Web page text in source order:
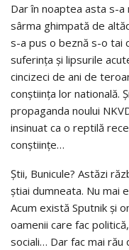
Dar în noaptea asta s-
sârma ghimpată de
s-a pus o beznă s-o tai
suferința și lipsurile
cincizeci de ani de
conștiința lor natională.
propaganda noului
insinuat ca o reptilă
conștiințe…
Știi, Bunicule? Astăzi
știai dumneata. Nu mai
Acum există Sputnik și
oamenii care fac
sociali… Dar fac mai rău